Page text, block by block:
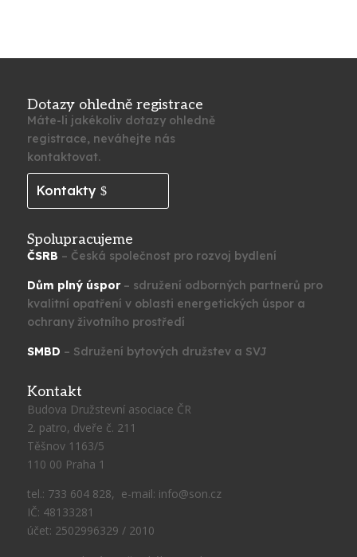
Dotazy ohledně registrace
Máte-li jakékoliv dotazy ohledně
registrace, neváhejte nás
kontaktovat.
Kontakty
Spolupracujeme
ČSRB – Česká společnost pro rozvoj bydlení
Dům plný úspor– sdružení odborných partnerů pro
kvalitní opatření v oblasti energetických úspor a
ochrany životního prostředí
SMBD – Sdružení bytových družstev a SVJ
Kontakt
Budova Družstevní asociace ČR
2. patro, dveře č. 211
Těšnov 1163/5
110 00 Praha 1
tel.: 733 604 828, e-mail: info@son.cz
IČ: 48133281
účet: 2502996329 / 2010